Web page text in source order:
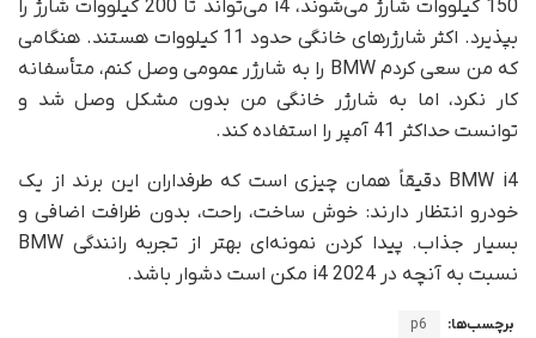
150 کیلووات شارژ می‌شوند، i4 می‌تواند تا 200 کیلووات شارژ را
بپذیرد. اکثر شارژرهای خانگی حدود 11 کیلووات هستند. هنگامی
که من سعی کردم BMW را به شارژر عمومی وصل کنم، متأسفانه
کار نکرد، اما به شارژر خانگی من بدون مشکل وصل شد و
توانست حداکثر 41 آمپر را استفاده کند.
BMW i4 دقیقاً همان چیزی است که طرفداران این برند از یک
خودرو انتظار دارند: خوش ساخت، راحت، بدون ظرافت اضافی و
بسیار جذاب. پیدا کردن نمونه‌ای بهتر از تجربه رانندگی BMW
نسبت به آنچه در i4 2024 مکن است دشوار باشد.
برچسب‌ها: p6